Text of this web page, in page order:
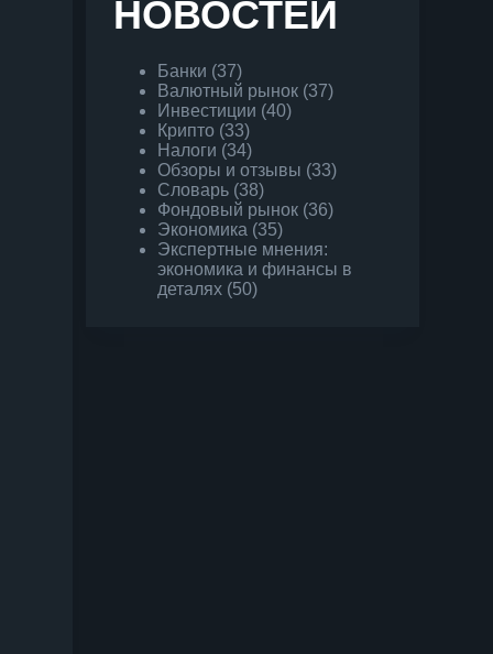
НОВОСТЕЙ
Банки (37)
Валютный рынок (37)
Инвестиции (40)
Крипто (33)
Налоги (34)
Обзоры и отзывы (33)
Словарь (38)
Фондовый рынок (36)
Экономика (35)
Экспертные мнения:
экономика и финансы в
деталях (50)